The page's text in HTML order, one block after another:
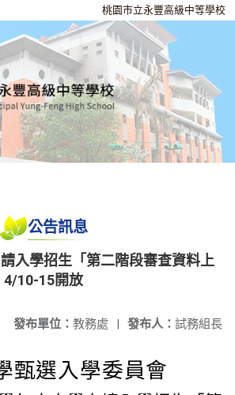
桃園市立永豐高級中等學校
公告訊息
入學招生「第二階段審查資料上
4/10-15開放
發布人： 試務組長
發布單位： 教務處 |
甄選入學委員會